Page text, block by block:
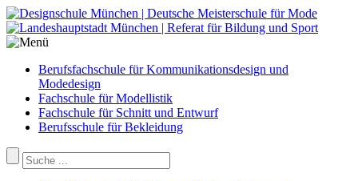
Berufsfachschule für Kommunikationsdesign und
Modedesign
Fachschule für Modellistik
Fachschule für Schnitt und Entwurf
Berufsschule für Bekleidung